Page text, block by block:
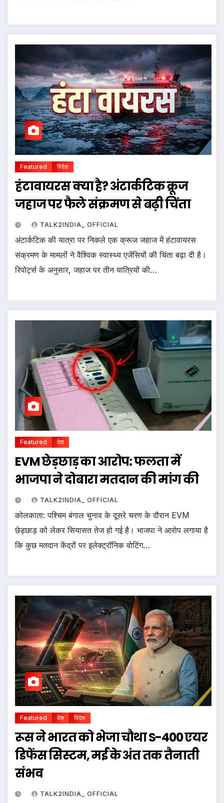
Featured विदेश
हंटावायरस क्या है? अंटार्कटिक क्रूज
जहाज पर फैले संक्रमण से बढ़ी चिंता
TALK2INDIA_ OFFICIAL
अंटार्कटिक की यात्रा पर निकले एक क्रूज जहाज में हंटावायरस
संक्रमण के मामलों ने वैश्विक स्वास्थ्य एजेंसियों की चिंता बढ़ा दी है।
रिपोर्ट्स के अनुसार, जहाज पर तीन यात्रियों की…
Featured देश
EVM छेड़छाड़ का आरोप: फलता में
भाजपा ने दोबारा मतदान की मांग की
TALK2INDIA_ OFFICIAL
कोलकाता: पश्चिम बंगाल चुनाव के दूसरे चरण के दौरान EVM
छेड़छाड़ को लेकर सियासत तेज हो गई है। भाजपा ने आरोप लगाया है
कि कुछ मतदान केंद्रों पर इलेक्ट्रॉनिक वोटिंग…
Featured देश विदेश
रूस ने भारत को भेजा चौथा S-400 एयर
डिफेंस सिस्टम, मई के अंत तक तैनाती
संभव
TALK2INDIA_ OFFICIAL